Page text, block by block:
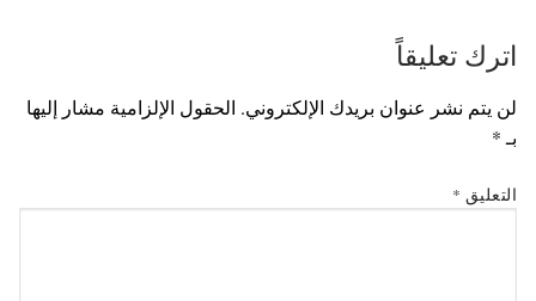
اترك تعليقاً
لن يتم نشر عنوان بريدك الإلكتروني. الحقول الإلزامية مشار إليها
بـ *
التعليق *